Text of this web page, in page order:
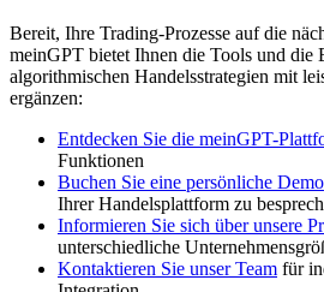
Bereit, Ihre Trading-Prozesse auf die
meinGPT bietet Ihnen die Tools und die
algorithmischen Handelsstrategien mit
ergänzen:
Entdecken Sie die meinGPT-
Funktionen
Buchen Sie eine persönliche Demo
Ihrer Handelsplattform zu
Informieren Sie sich über unsere
unterschiedliche
Kontaktieren Sie unser Team für